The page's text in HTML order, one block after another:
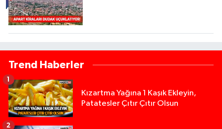
Trend Haberler
Kızartma Yağına 1 Kaşık Ekleyin,
Patatesler Çıtır Çıtır Olsun
1
2